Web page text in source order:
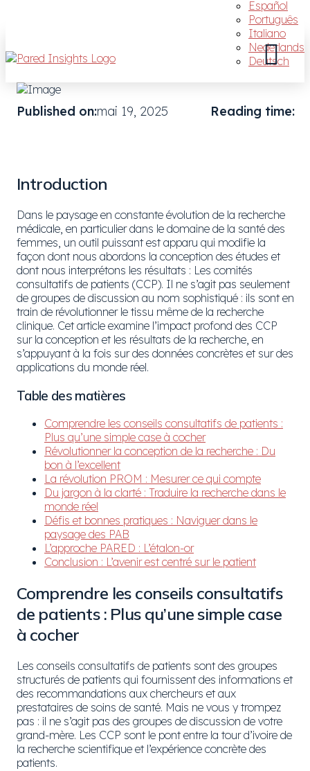
Español
Português
Italiano
Nederlands
Deutsch
Published on:mai 19, 2025 Reading time:
Introduction
Dans le paysage en constante évolution de la recherche
médicale, en particulier dans le domaine de la santé des
femmes, un outil puissant est apparu qui modifie la
façon dont nous abordons la conception des études et
dont nous interprétons les résultats : Les comités
consultatifs de patients (CCP). Il ne s’agit pas seulement
de groupes de discussion au nom sophistiqué : ils sont en
train de révolutionner le tissu même de la recherche
clinique. Cet article examine l’impact profond des CCP
sur la conception et les résultats de la recherche, en
s’appuyant à la fois sur des données concrètes et sur des
applications du monde réel.
Table des matières
Comprendre les conseils consultatifs de patients :
Plus qu’une simple case à cocher
Révolutionner la conception de la recherche : Du
bon à l’excellent
La révolution PROM : Mesurer ce qui compte
Du jargon à la clarté : Traduire la recherche dans le
monde réel
Défis et bonnes pratiques : Naviguer dans le
paysage des PAB
L’approche PARED : L’étalon-or
Conclusion : L’avenir est centré sur le patient
Comprendre les conseils consultatifs
de patients : Plus qu’une simple case
à cocher
Les conseils consultatifs de patients sont des groupes
structurés de patients qui fournissent des informations et
des recommandations aux chercheurs et aux
prestataires de soins de santé. Mais ne vous y trompez
pas : il ne s’agit pas des groupes de discussion de votre
grand-mère. Les CCP sont le pont entre la tour d’ivoire de
la recherche scientifique et l’expérience concrète des
patients.